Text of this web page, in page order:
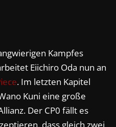
Kampfes
Eiichiro Oda nun an
. Im letzten Kapitel
Kuni eine große
Der CP0 fällt es